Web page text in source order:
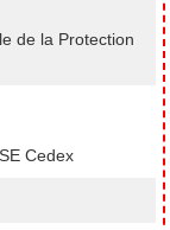
de la Protection
Cedex